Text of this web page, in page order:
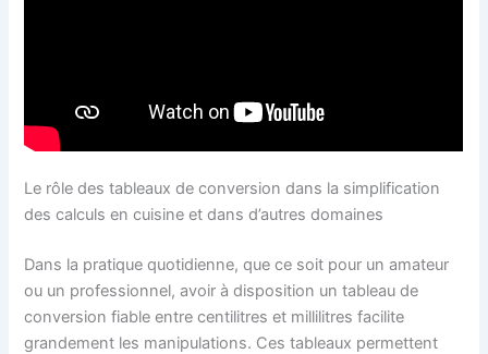
Le rôle des tableaux de conversion dans la simplification
des calculs en cuisine et dans d’autres domaines
Dans la pratique quotidienne, que ce soit pour un amateur
ou un professionnel, avoir à disposition un tableau de
conversion fiable entre centilitres et millilitres facilite
grandement les manipulations. Ces tableaux permettent